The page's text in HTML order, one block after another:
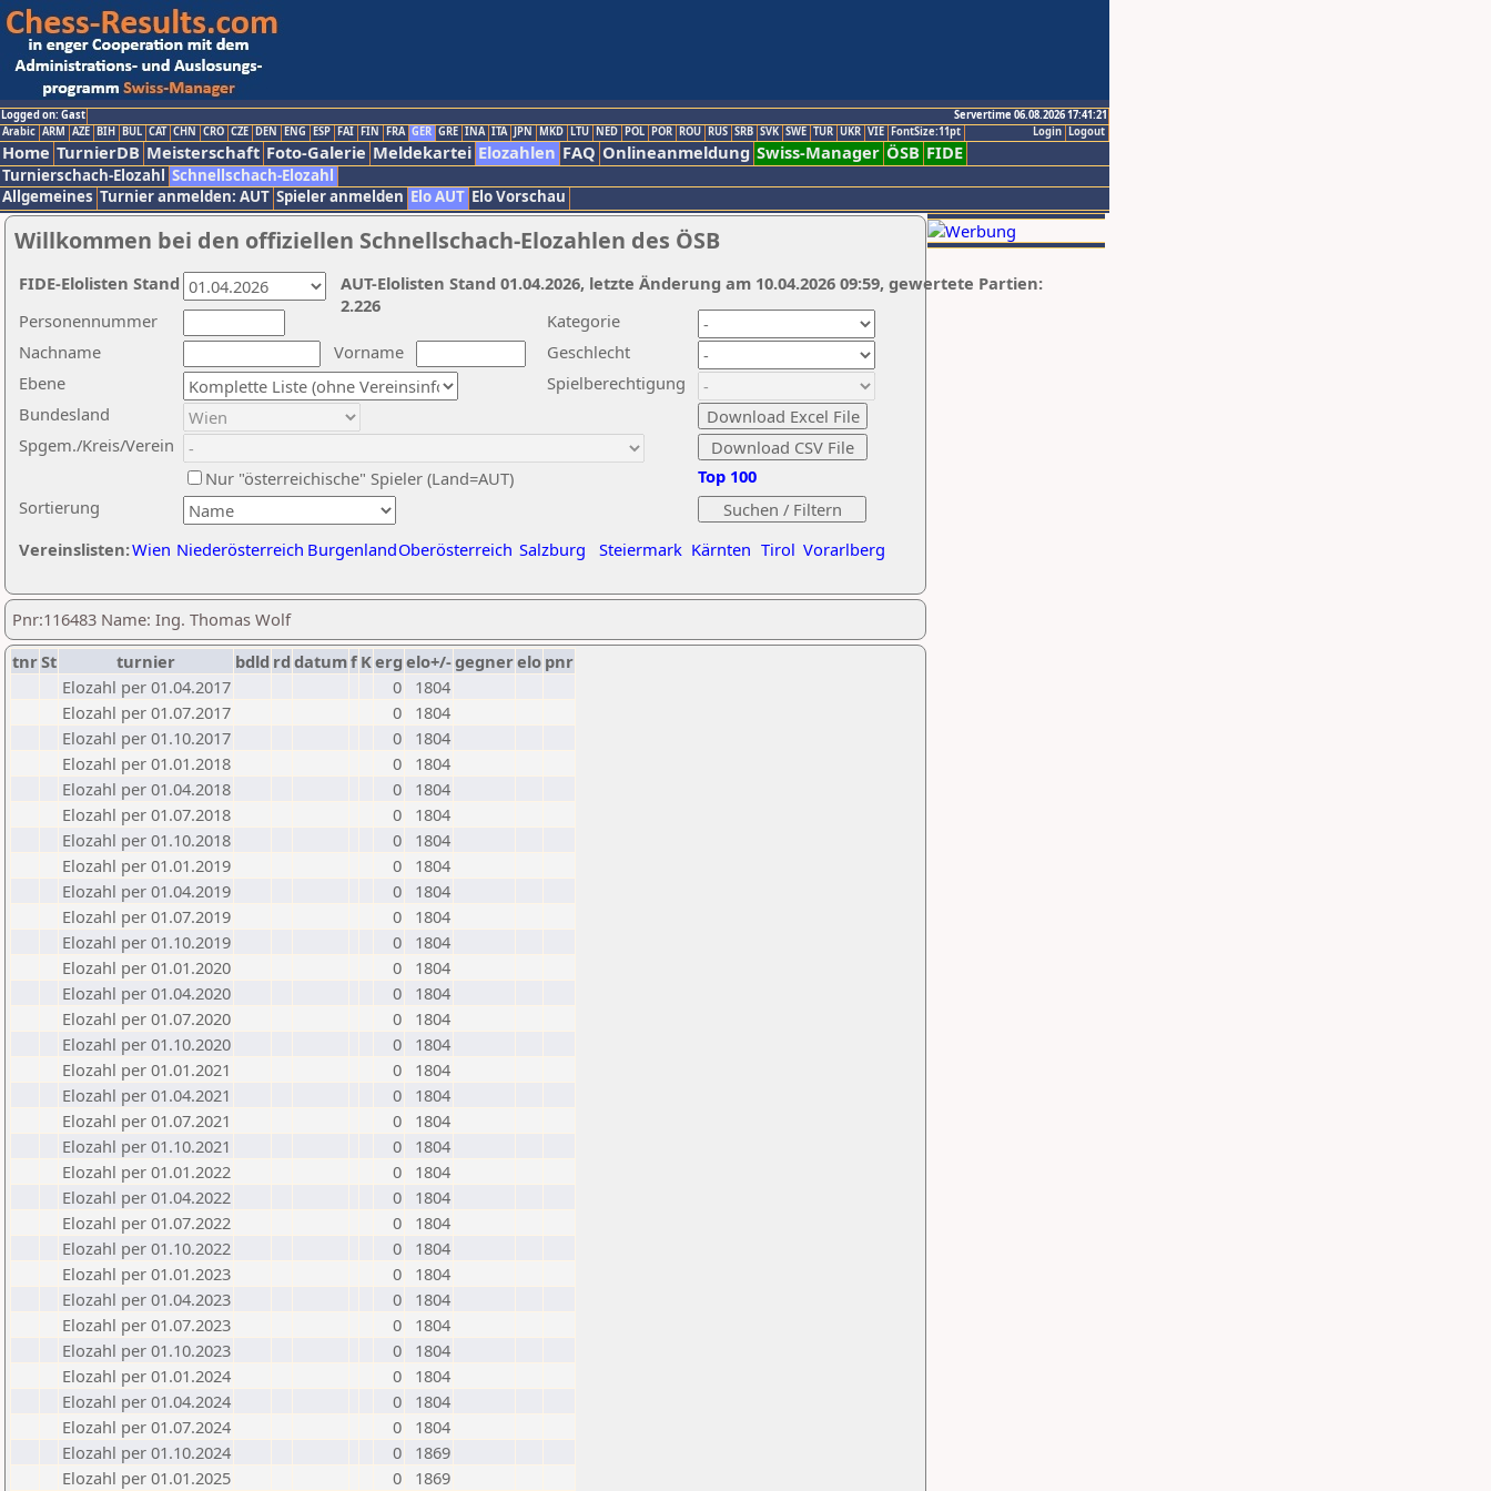
Logged on: Gast
Servertime 06.08.2026 17:41:21
Logout
Login
Arabic ARM AZE BIH BUL CAT CHN CRO CZE DEN ENG ESP FAI FIN FRA GER GRE INA ITA JPN MKD LTU NED POL POR ROU RUS SRB SVK SWE TUR UKR VIE FontSize:11pt
Home TurnierDB Meisterschaft Foto-Galerie Meldekartei Elozahlen FAQ Onlineanmeldung Swiss-Manager ÖSB FIDE
Turnierschach-Elozahl Schnellschach-Elozahl
Allgemeines Turnier anmelden: AUT Spieler anmelden Elo AUT Elo Vorschau
Willkommen bei den offiziellen Schnellschach-Elozahlen des ÖSB
Nachname
Vorname
Ebene
Kategorie
Sortierung
Personennummer
Bundesland
Spgem./Kreis/Verein
Geschlecht
Nur "österreichische" Spieler (Land=AUT)
Spielberechtigung
Vereinslisten:Wien Niederösterreich BurgenlandOberösterreich Salzburg Steiermark Kärnten Tirol Vorarlberg
Top 100
AUT-Elolisten Stand 01.04.2026, letzte Änderung am 10.04.2026 09:59, gewertete Partien:
2.226
FIDE-Elolisten Stand
Pnr:116483 Name: Ing. Thomas Wolf
tnrSt turnier bdld rd datumf Kerg elo+/-gegnerelo pnr
Elozahl per 01.04.2017
0
1804
Elozahl per 01.07.2017
0
1804
Elozahl per 01.10.2017
0
1804
Elozahl per 01.01.2018
0
1804
Elozahl per 01.04.2018
0
1804
Elozahl per 01.07.2018
0
1804
Elozahl per 01.10.2018
0
1804
Elozahl per 01.01.2019
0
1804
Elozahl per 01.04.2019
0
1804
Elozahl per 01.07.2019
0
1804
Elozahl per 01.10.2019
0
1804
Elozahl per 01.01.2020
0
1804
Elozahl per 01.04.2020
0
1804
Elozahl per 01.07.2020
0
1804
Elozahl per 01.10.2020
0
1804
Elozahl per 01.01.2021
0
1804
Elozahl per 01.04.2021
0
1804
Elozahl per 01.07.2021
0
1804
Elozahl per 01.10.2021
0
1804
Elozahl per 01.01.2022
0
1804
Elozahl per 01.04.2022
0
1804
Elozahl per 01.07.2022
0
1804
Elozahl per 01.10.2022
0
1804
Elozahl per 01.01.2023
0
1804
Elozahl per 01.04.2023
0
1804
Elozahl per 01.07.2023
0
1804
Elozahl per 01.10.2023
0
1804
Elozahl per 01.01.2024
0
1804
Elozahl per 01.04.2024
0
1804
Elozahl per 01.07.2024
0
1804
Elozahl per 01.10.2024
0
1869
Elozahl per 01.01.2025
0 1869